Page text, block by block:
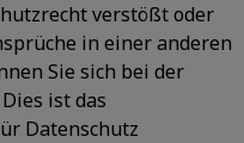
verstößt oder
in einer anderen
Sie sich bei der
ist das
Datenschutz